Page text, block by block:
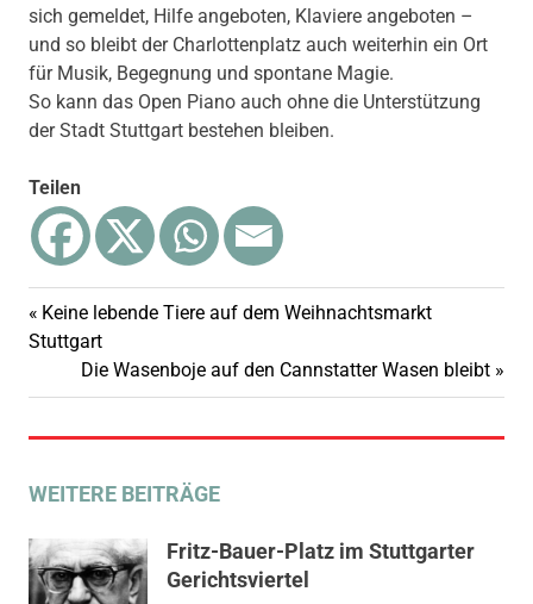
sich gemeldet, Hilfe angeboten, Klaviere angeboten –
und so bleibt der Charlottenplatz auch weiterhin ein Ort
für Musik, Begegnung und spontane Magie.
So kann das Open Piano auch ohne die Unterstützung
der Stadt Stuttgart bestehen bleiben.
Teilen
Beitragsnavigation
Vorheriger
Beitrag:
Keine lebende Tiere auf dem Weihnachtsmarkt
Stuttgart
Nächster
Beitrag:
Die Wasenboje auf den Cannstatter Wasen bleibt
WEITERE BEITRÄGE
Fritz-Bauer-Platz im Stuttgarter
Gerichtsviertel